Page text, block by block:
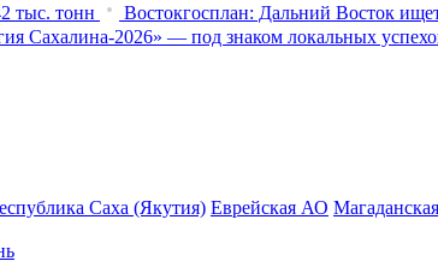
тыс. тонн
Востокгосплан: Дальний Восток
Сахалина-2026» — под знаком локальных
Саха (Якутия) Еврейская АО